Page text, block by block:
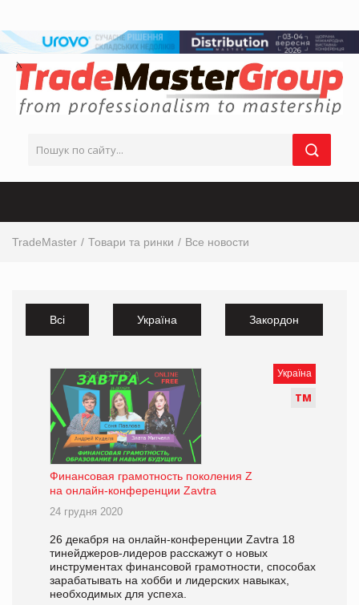
TradeMaster Товари та ринки Все новости
Всі Україна Закордон
Україна
ТМ
Финансовая грамотность поколения Z
на онлайн-конференции Zavtra
24 грудня 2020
26 декабря на онлайн-конференции Zavtra 18
тинейджеров-лидеров расскажут о новых
инструментах финансовой грамотности, способах
зарабатывать на хобби и лидерских навыках,
необходимых для успеха.